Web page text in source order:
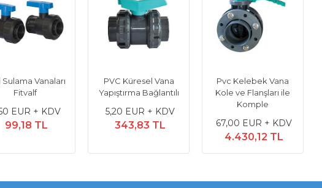
Sulama Vanaları
Fitvalf
EUR + KDV
99,18 TL
PVC Küresel Vana
Yapıştırma Bağlantılı
5,20 EUR + KDV
343,83 TL
Pvc Kelebek Vana
Kole ve Flanşları ile
Komple
67,00 EUR + KDV
4.430,12 TL